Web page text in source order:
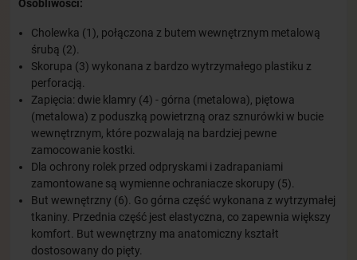
Osobliwości:
Cholewka (1), połączona z butem wewnętrznym metalową
śrubą (2).
Skorupa (3) wykonana z bardzo wytrzymałego plastiku z
perforacją.
Zapięcia: dwie klamry (4) - górna (metalowa), piętowa
(metalowa) z poduszką powietrzną oraz sznurówki w bucie
wewnętrznym, które pozwalają na bardziej pewne
zamocowanie kostki.
Dla ochrony rolek przed odpryskami i zadrapaniami
zamontowane są wymienne ochraniacze skorupy (5).
But wewnętrzny (6). Go górna część wykonana z wytrzymałej
tkaniny. Przednia część jest elastyczna, co zapewnia większy
komfort. But wewnętrzny ma anatomiczny kształt
dostosowany do pięty.